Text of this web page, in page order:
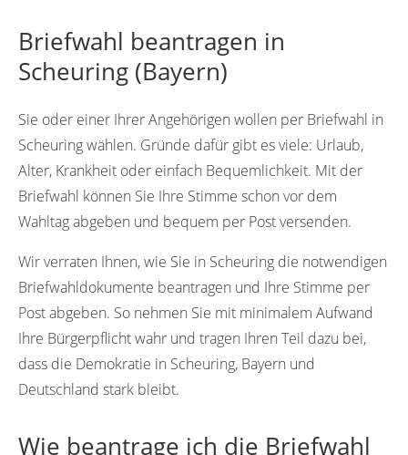
Briefwahl beantragen in
Scheuring (Bayern)
Sie oder einer Ihrer Angehörigen wollen per Briefwahl in
Scheuring wählen. Gründe dafür gibt es viele: Urlaub,
Alter, Krankheit oder einfach Bequemlichkeit. Mit der
Briefwahl können Sie Ihre Stimme schon vor dem
Wahltag abgeben und bequem per Post versenden.
Wir verraten Ihnen, wie Sie in Scheuring die notwendigen
Briefwahldokumente beantragen und Ihre Stimme per
Post abgeben. So nehmen Sie mit minimalem Aufwand
Ihre Bürgerpflicht wahr und tragen Ihren Teil dazu bei,
dass die Demokratie in Scheuring, Bayern und
Deutschland stark bleibt.
Wie beantrage ich die Briefwahl